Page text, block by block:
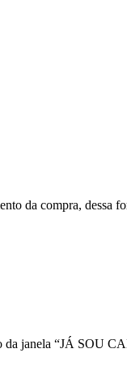
da compra, dessa
da janela “JÁ SOU